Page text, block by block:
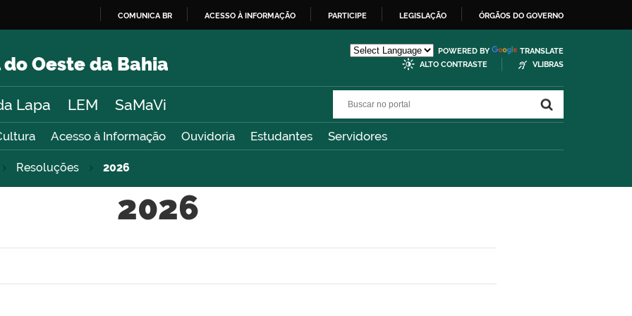
O
COMUNICA BR ACESSO À INFORMAÇÃO PARTICIPE LEGISLAÇÃO ÓRGÃOS DO GOVERNO
Oeste da Bahia
POWERED BY
TRANSLATE
ALTO CONTRASTE
VLIBRAS
Lapa LEM SaMaVi
Acesso à Informação Ouvidoria Estudantes Servidores
Resoluções 2026
2026